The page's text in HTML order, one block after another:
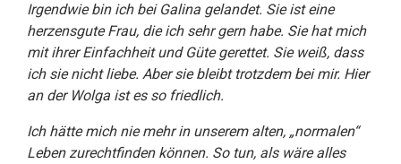
Irgendwie bin ich bei Galina gelandet. Sie ist eine
herzensgute Frau, die ich sehr gern habe. Sie hat mich
mit ihrer Einfachheit und Güte gerettet. Sie weiß, dass
ich sie nicht liebe. Aber sie bleibt trotzdem bei mir. Hier
an der Wolga ist es so friedlich.
Ich hätte mich nie mehr in unserem alten, „normalen“
Leben zurechtfinden können. So tun, als wäre alles